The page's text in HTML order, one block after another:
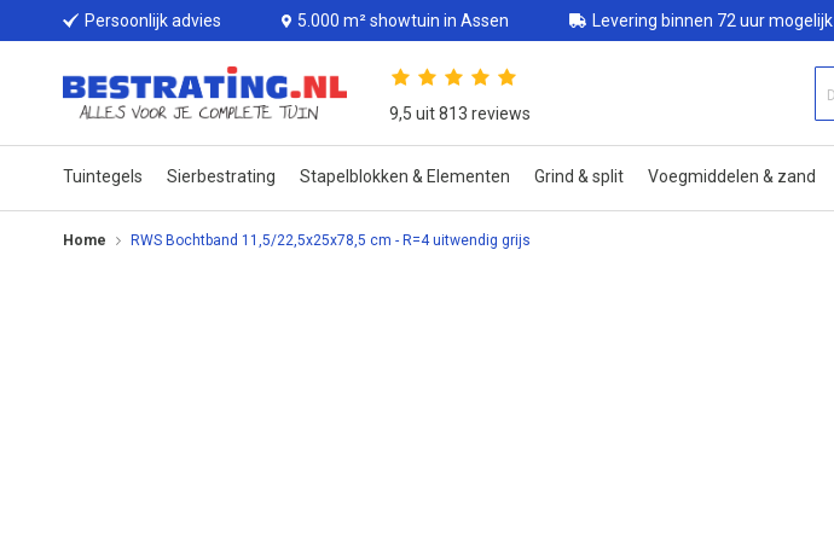
Persoonlijk advies 5.000 m² showtuin in Assen Levering binnen 72 uur mogelijk
9,5 uit 813 reviews
Tuintegels Sierbestrating Stapelblokken & Elementen Grind & split Voegmiddelen & zand
Home RWS Bochtband 11,5/22,5x25x78,5 cm - R=4 uitwendig grijs